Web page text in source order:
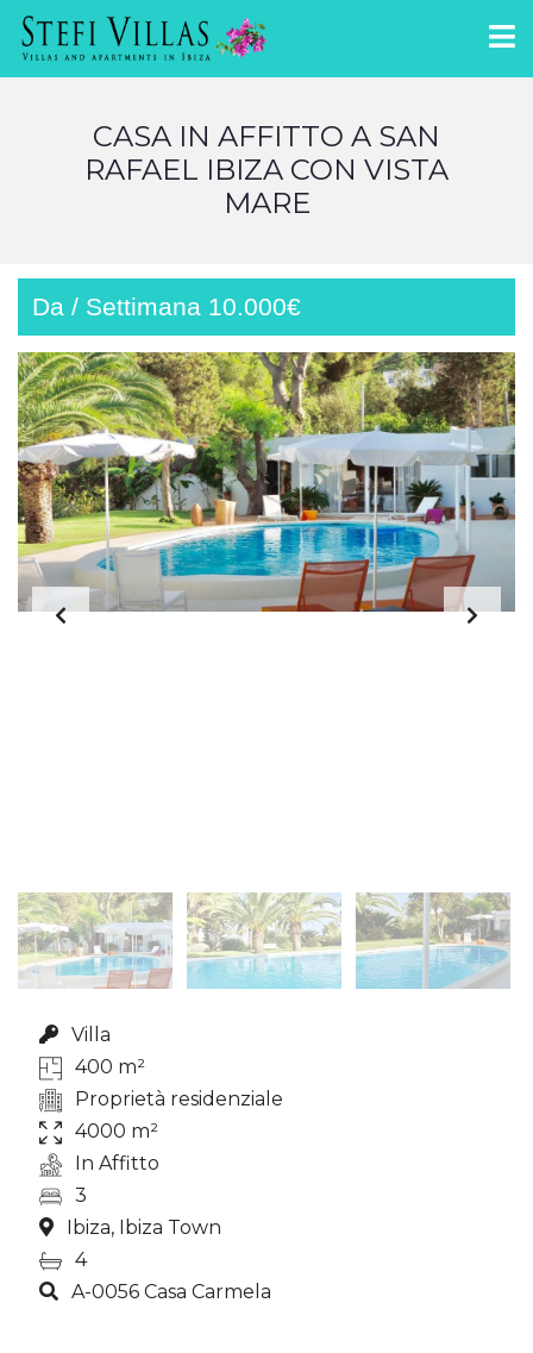
CASA IN AFFITTO A SAN
RAFAEL IBIZA CON VISTA
MARE
Da / Settimana 10.000€
Villa
400 m²
Proprietà residenziale
4000 m²
In Affitto
3
Ibiza, Ibiza Town
4
A-0056 Casa Carmela